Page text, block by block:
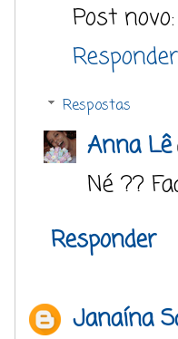
Post
Responder
Respostas
Anna Lê
Né ??
Responder
Janaína